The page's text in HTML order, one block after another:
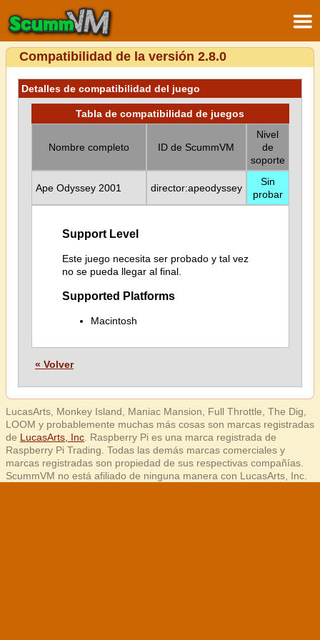
Compatibilidad de la versión 2.8.0
Detalles de compatibilidad del juego
Tabla de compatibilidad de juegos
Nombre completo ID de ScummVM
Nivel
de
soporte
Ape Odyssey 2001 director:apeodyssey
Sin
probar
Support Level
Este juego necesita ser probado y tal vez
no se pueda llegar al final.
Supported Platforms
Macintosh
« Volver
LucasArts, Monkey Island, Maniac Mansion, Full Throttle, The Dig,
LOOM y probablemente muchas más cosas son marcas registradas
de LucasArts, Inc . Raspberry Pi es una marca registrada de
Raspberry Pi Trading. Todas las demás marcas comerciales y
marcas registradas son propiedad de sus respectivas compañías.
ScummVM no está afiliado de ninguna manera con LucasArts, Inc.